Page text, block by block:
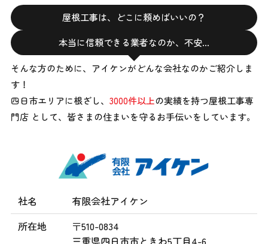
屋根工事は、どこに頼めばいいの？
本当に信頼できる業者なのか、不安…
そんな方のために、アイケンがどんな会社なのかご紹介しま
す！
四日市エリアに根ざし、 3000件以上の実績を持つ屋根工事専
門店 として、 皆さまの住まいを守るお手伝いをしています。
社名
有限会社アイケン
所在地
〒510-0834
三重県四日市市ときわ5丁目4-6